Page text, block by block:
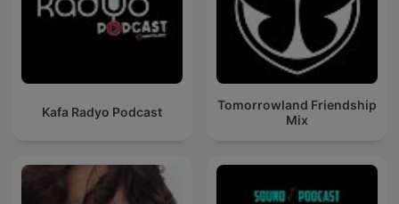
Kafa Radyo Podcast
Tomorrowland Friendship
Mix